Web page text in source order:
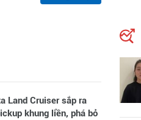
Land Cruiser sắp ra
khung liền, phá bỏ